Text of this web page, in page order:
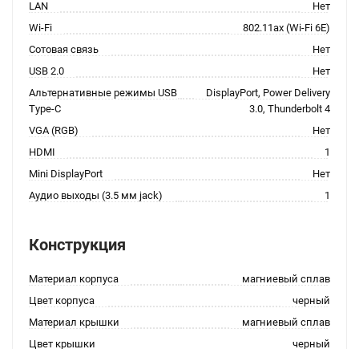
LAN
Нет
Wi-Fi
802.11ax (Wi-Fi 6E)
Сотовая связь
Нет
USB 2.0
Нет
Альтернативные режимы USB
Type-C
DisplayPort, Power Delivery
3.0, Thunderbolt 4
VGA (RGB)
Нет
HDMI
1
Mini DisplayPort
Нет
Аудио выходы (3.5 мм jack)
1
Конструкция
Материал корпуса
магниевый сплав
Цвет корпуса
черный
Материал крышки
магниевый сплав
Цвет крышки
черный